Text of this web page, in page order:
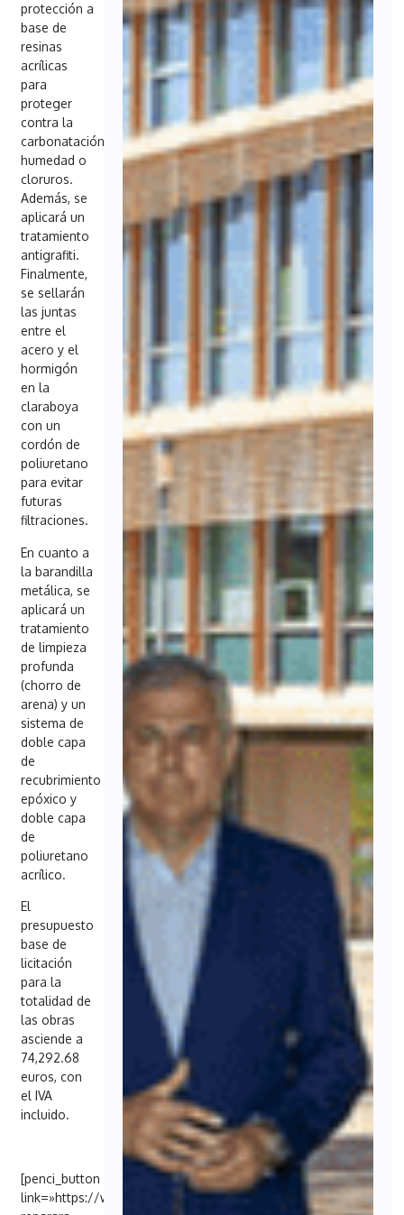
protección a
base de
resinas
acrílicas
para
proteger
contra la
carbonatación,
humedad o
cloruros.
Además, se
aplicará un
tratamiento
antigrafiti.
Finalmente,
se sellarán
las juntas
entre el
acero y el
hormigón
en la
claraboya
con un
cordón de
poliuretano
para evitar
futuras
filtraciones.
En cuanto a
la barandilla
metálica, se
aplicará un
tratamiento
de limpieza
profunda
(chorro de
arena) y un
sistema de
doble capa
de
recubrimiento
epóxico y
doble capa
de
poliuretano
acrílico.
El
presupuesto
base de
licitación
para la
totalidad de
las obras
asciende a
74,292.68
euros, con
el IVA
incluido.
[penci_button
link=»https://www.diariodesevilla.es/sevilla/urbanismo-